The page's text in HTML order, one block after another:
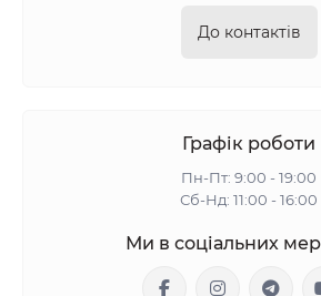
До контактів
Графік роботи
Пн-Пт: 9:00 - 19:00
Сб-Нд: 11:00 - 16:00
Ми в соціальних